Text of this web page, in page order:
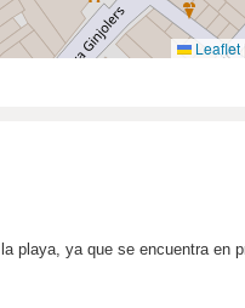
Leaflet
playa, ya que se encuentra en